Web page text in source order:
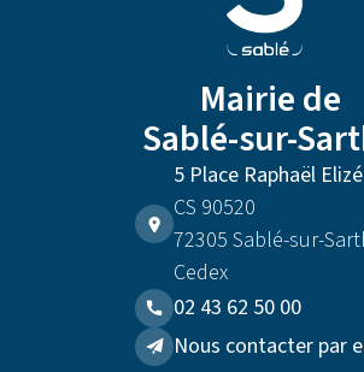
Mairie de
Sablé-sur-
5 Place Raphaël Elizé
CS 90520
72305 Sablé-sur-
Cedex
02 43 62 50 00
Nous contacter par